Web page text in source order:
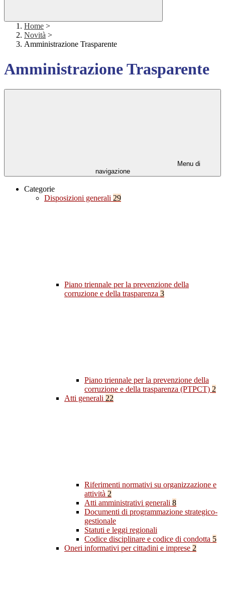
Home >
Novità >
Amministrazione Trasparente
Amministrazione Trasparente
Menu di
navigazione
Categorie
Disposizioni generali 29
Piano triennale per la prevenzione della
corruzione e della trasparenza 3
Piano triennale per la prevenzione della
corruzione e della trasparenza (PTPCT) 2
Atti generali 22
Riferimenti normativi su organizzazione e
attività 2
Atti amministrativi generali 8
Documenti di programmazione strategico-
gestionale
Statuti e leggi regionali
Codice disciplinare e codice di condotta 5
Oneri informativi per cittadini e imprese 2